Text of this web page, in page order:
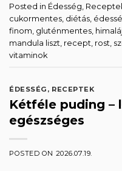
Posted in Édesség,
cukormentes, diétás,
finom, gluténmentes,
mandula liszt, recept, rost,
vitaminok
ÉDESSÉG , RECEPTEK
Kétféle puding
egészséges
POSTED ON 2026.07.19.